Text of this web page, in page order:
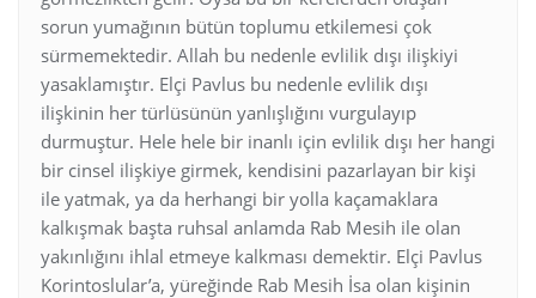
sorun yumağının bütün toplumu etkilemesi çok
sürmemektedir. Allah bu nedenle evlilik dışı ilişkiyi
yasaklamıştır. Elçi Pavlus bu nedenle evlilik dışı
ilişkinin her türlüsünün yanlışlığını vurgulayıp
durmuştur. Hele hele bir inanlı için evlilik dışı her hangi
bir cinsel ilişkiye girmek, kendisini pazarlayan bir kişi
ile yatmak, ya da herhangi bir yolla kaçamaklara
kalkışmak başta ruhsal anlamda Rab Mesih ile olan
yakınlığını ihlal etmeye kalkması demektir. Elçi Pavlus
Korintoslular’a, yüreğinde Rab Mesih İsa olan kişinin